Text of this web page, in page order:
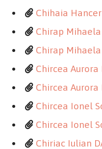
Chihaia
Chirap
Chirap
Chircea Aurora
Chircea Aurora
Chircea Ionel
Chircea Ionel
Chiriac Iulian